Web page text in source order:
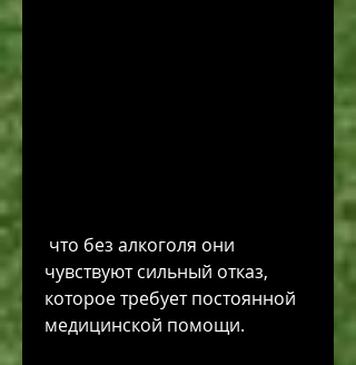
чувствуют сильный отказ,
которое требует постоянной
медицинской помощи.